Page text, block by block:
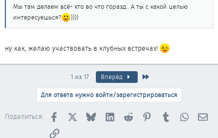
Мы там делаем всё- кто во что горазд.. А ты с какой целью
интересуешься?
))))
ну как, желаю участвовать в клубных встречах!
1 из 17 Вперёд
Для ответа нужно войти/зарегистрироваться
Поделиться: Facebook BlueskyLinkedInReddit PinterestTumblr
Ссылка